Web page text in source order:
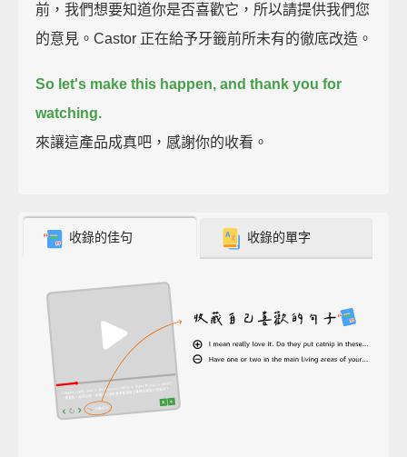
前，我們想要知道你是否喜歡它，所以請提供我們您
的意見。Castor 正在給予牙籤前所未有的徹底改造。
So let's make this happen, and thank you for
watching.
來讓這產品成真吧，感謝你的收看。
收錄的佳句 收錄的單字